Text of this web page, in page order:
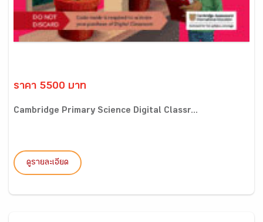
ราคา 5500 บาท
Cambridge Primary Science Digital Classr...
ดูรายละเอียด